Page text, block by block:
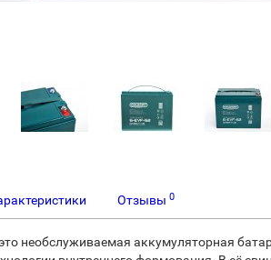
Отзывы0
необслуживаемая аккумуляторная